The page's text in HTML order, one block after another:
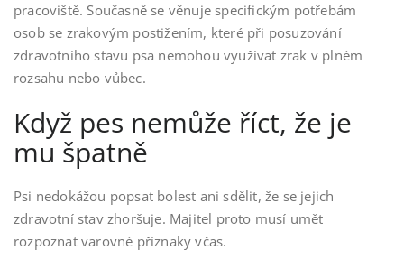
pracoviště. Současně se věnuje specifickým potřebám
osob se zrakovým postižením, které při posuzování
zdravotního stavu psa nemohou využívat zrak v plném
rozsahu nebo vůbec.
Když pes nemůže říct, že je
mu špatně
Psi nedokážou popsat bolest ani sdělit, že se jejich
zdravotní stav zhoršuje. Majitel proto musí umět
rozpoznat varovné příznaky včas.